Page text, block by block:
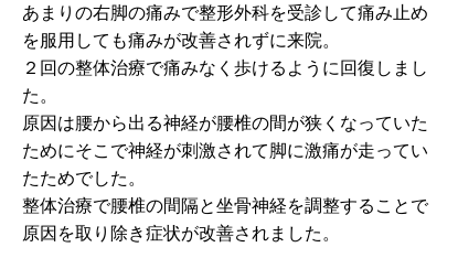
あまりの右脚の痛みで整形外科を受診して痛み止め
を服用しても痛みが改善されずに来院。
２回の整体治療で痛みなく歩けるように回復しまし
た。
原因は腰から出る神経が腰椎の間が狭くなっていた
ためにそこで神経が刺激されて脚に激痛が走ってい
たためでした。
整体治療で腰椎の間隔と坐骨神経を調整することで
原因を取り除き症状が改善されました。